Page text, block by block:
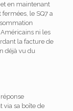
en maintenant
le SQ7 a
ni les
la facture de
déjà vu du
via sa boîte de